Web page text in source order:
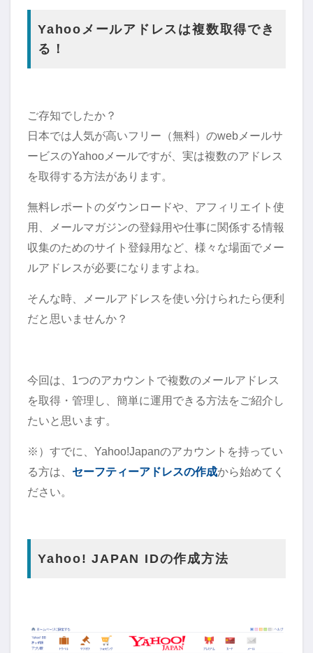
Yahooメールアドレスは複数取得でき
る！
ご存知でしたか？
日本では人気が高いフリー（無料）のwebメールサ
ービスのYahooメールですが、実は複数のアドレス
を取得する方法があります。
無料レポートのダウンロードや、アフィリエイト使
用、メールマガジンの登録用や仕事に関係する情報
収集のためのサイト登録用など、様々な場面でメー
ルアドレスが必要になりますよね。
そんな時、メールアドレスを使い分けられたら便利
だと思いませんか？
今回は、1つのアカウントで複数のメールアドレス
を取得・管理し、簡単に運用できる方法をご紹介し
たいと思います。
※）すでに、Yahoo!Japanのアカウントを持ってい
る方は、 セーフティーアドレスの作成から始めてく
ださい。
Yahoo! JAPAN IDの作成方法